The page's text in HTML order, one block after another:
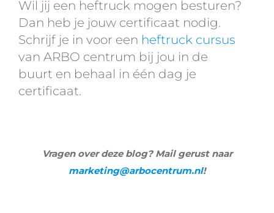
Wil jij een heftruck mogen besturen?
Dan heb je jouw certificaat nodig.
Schrijf je in voor een heftruck cursus
van ARBO centrum bij jou in de
buurt en behaal in één dag je
certificaat.
Vragen over deze blog? Mail gerust naar
marketing@arbocentrum.nl!